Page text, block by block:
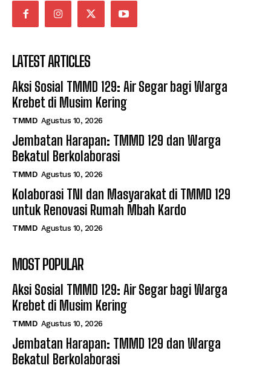
LATEST ARTICLES
Aksi Sosial TMMD 129: Air Segar bagi Warga
Krebet di Musim Kering
TMMD Agustus 10, 2026
Jembatan Harapan: TMMD 129 dan Warga
Bekatul Berkolaborasi
TMMD Agustus 10, 2026
Kolaborasi TNI dan Masyarakat di TMMD 129
untuk Renovasi Rumah Mbah Kardo
TMMD Agustus 10, 2026
MOST POPULAR
Aksi Sosial TMMD 129: Air Segar bagi Warga
Krebet di Musim Kering
TMMD Agustus 10, 2026
Jembatan Harapan: TMMD 129 dan Warga
Bekatul Berkolaborasi